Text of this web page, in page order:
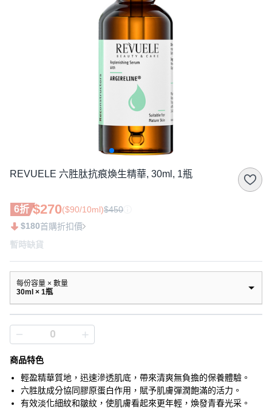
REVUELE 六胜肽抗痕煥生精華, 30ml, 1瓶
6折 $270($90/10ml)$450
$180首購折扣價
暫時缺貨
每份容量 × 數量
30ml × 1瓶
商品特色
輕盈精華質地，迅速滲透肌底，帶來清爽無負擔的保養體驗。
六胜肽成分協同膠原蛋白作用，賦予肌膚彈潤飽滿的活力。
有效淡化細紋和皺紋，使肌膚看起來更年輕，煥發青春光采。